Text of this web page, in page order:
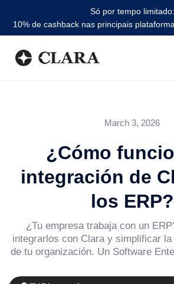
Só por tempo limitado:
10% de cashback nas principais
March 3, 2026
¿Cómo
integración de
los ERP?
¿Tu empresa trabaja con un
integrarlos con Clara y simplificar
de tu organización. Un Software